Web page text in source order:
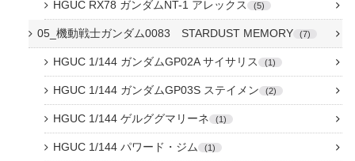
HGUC RX78 ガンダムNT-1 アレックス 5
05_機動戦士ガンダム0083 STARDUST MEMORY 7
HGUC 1/144 ガンダムGP02A サイサリス 1
HGUC 1/144 ガンダムGP03S ステイメン 2
HGUC 1/144 ゲルググマリーネ 1
HGUC 1/144 パワード・ジム 1